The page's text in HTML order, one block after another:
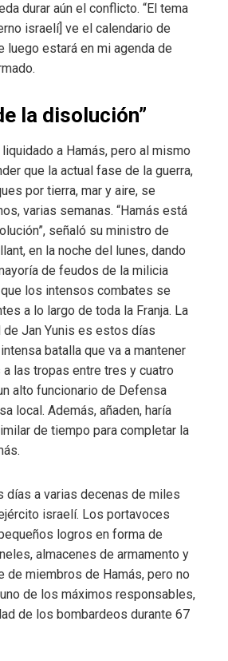
durar aún el conflicto. “El tema
israelí] ve el calendario de
luego estará en mi agenda de
la disolución”
a Hamás, pero al mismo
que la actual fase de la guerra,
por tierra, mar y aire, se
varias semanas. “Hamás está
señaló su ministro de
en la noche del lunes, dando
de feudos de la milicia
los intensos combates se
a lo largo de toda la Franja. La
de Jan Yunis es estos días
batalla que va a mantener
las tropas entre tres y cuatro
alto funcionario de Defensa
local. Además, añaden, haría
de tiempo para completar la
días a varias decenas de miles
israelí. Los portavoces
logros en forma de
almacenes de armamento y
de miembros de Hamás, pero no
de los máximos responsables,
de los bombardeos durante 67